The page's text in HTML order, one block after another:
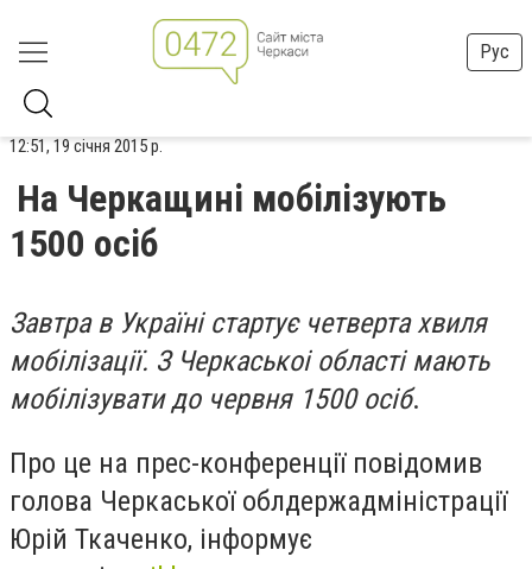
Рус
12:51, 19 січня 2015 р.
На Черкащині мобілізують
1500 осіб
Завтра в Україні стартує четверта хвиля
мобілізації. З Черкаськоі області мають
мобілізувати до червня 1500 осіб.
Про це на прес-конференції повідомив
голова Черкаської облдержадміністрації
Юрій Ткаченко, інформує